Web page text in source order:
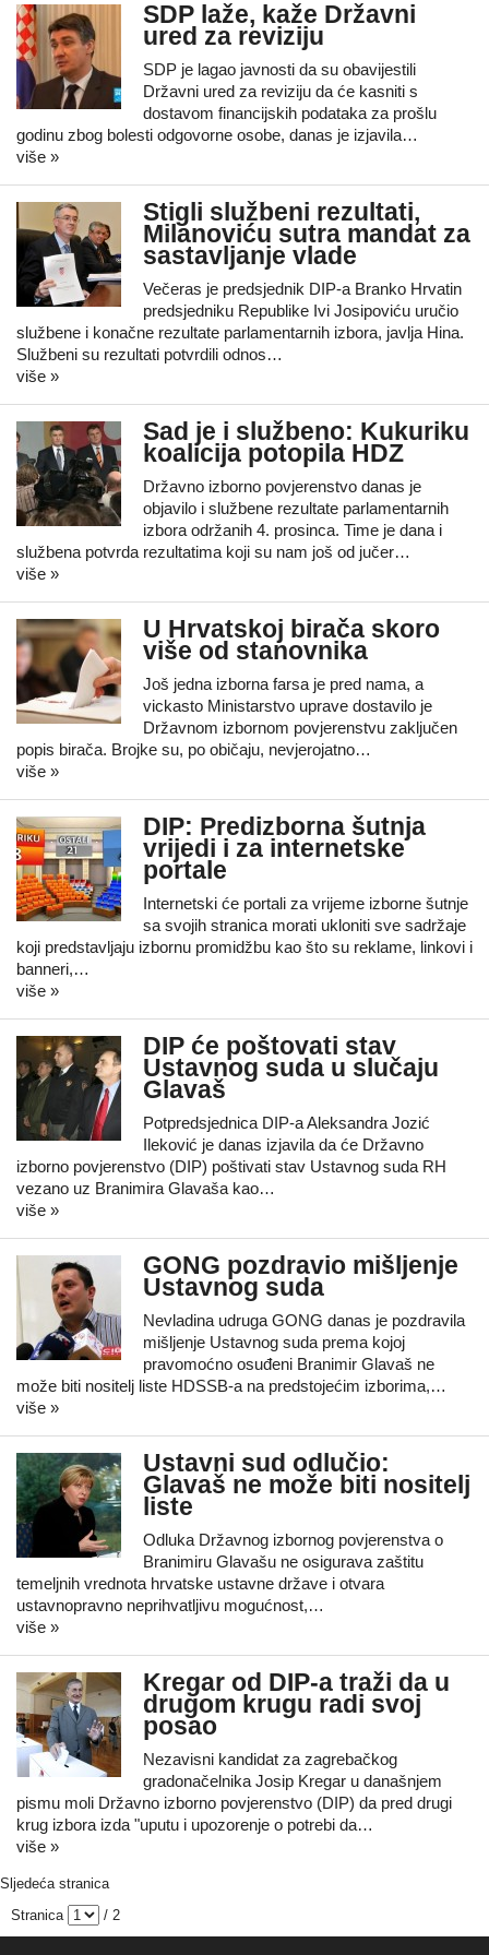
SDP laže, kaže Državni
ured za reviziju
SDP je lagao javnosti da su obavijestili
Državni ured za reviziju da će kasniti s
dostavom financijskih podataka za prošlu
godinu zbog bolesti odgovorne osobe, danas je izjavila…
više »
Stigli službeni rezultati,
Milanoviću sutra mandat za
sastavljanje vlade
Večeras je predsjednik DIP-a Branko Hrvatin
predsjedniku Republike Ivi Josipoviću uručio
službene i konačne rezultate parlamentarnih izbora, javlja Hina.
Službeni su rezultati potvrdili odnos…
više »
Sad je i službeno: Kukuriku
koalicija potopila HDZ
Državno izborno povjerenstvo danas je
objavilo i službene rezultate parlamentarnih
izbora održanih 4. prosinca. Time je dana i
službena potvrda rezultatima koji su nam još od jučer…
više »
U Hrvatskoj birača skoro
više od stanovnika
Još jedna izborna farsa je pred nama, a
vickasto Ministarstvo uprave dostavilo je
Državnom izbornom povjerenstvu zaključen
popis birača. Brojke su, po običaju, nevjerojatno…
više »
DIP: Predizborna šutnja
vrijedi i za internetske
portale
Internetski će portali za vrijeme izborne šutnje
sa svojih stranica morati ukloniti sve sadržaje
koji predstavljaju izbornu promidžbu kao što su reklame, linkovi i
banneri,…
više »
DIP će poštovati stav
Ustavnog suda u slučaju
Glavaš
Potpredsjednica DIP-a Aleksandra Jozić
Ileković je danas izjavila da će Državno
izborno povjerenstvo (DIP) poštivati stav Ustavnog suda RH
vezano uz Branimira Glavaša kao…
više »
GONG pozdravio mišljenje
Ustavnog suda
Nevladina udruga GONG danas je pozdravila
mišljenje Ustavnog suda prema kojoj
pravomoćno osuđeni Branimir Glavaš ne
može biti nositelj liste HDSSB-a na predstojećim izborima,…
više »
Ustavni sud odlučio:
Glavaš ne može biti nositelj
liste
Odluka Državnog izbornog povjerenstva o
Branimiru Glavašu ne osigurava zaštitu
temeljnih vrednota hrvatske ustavne države i otvara
ustavnopravno neprihvatljivu mogućnost,…
više »
Kregar od DIP-a traži da u
drugom krugu radi svoj
posao
Nezavisni kandidat za zagrebačkog
gradonačelnika Josip Kregar u današnjem
pismu moli Državno izborno povjerenstvo (DIP) da pred drugi
krug izbora izda "uputu i upozorenje o potrebi da…
više »
Sljedeća stranica
Stranica
/ 2